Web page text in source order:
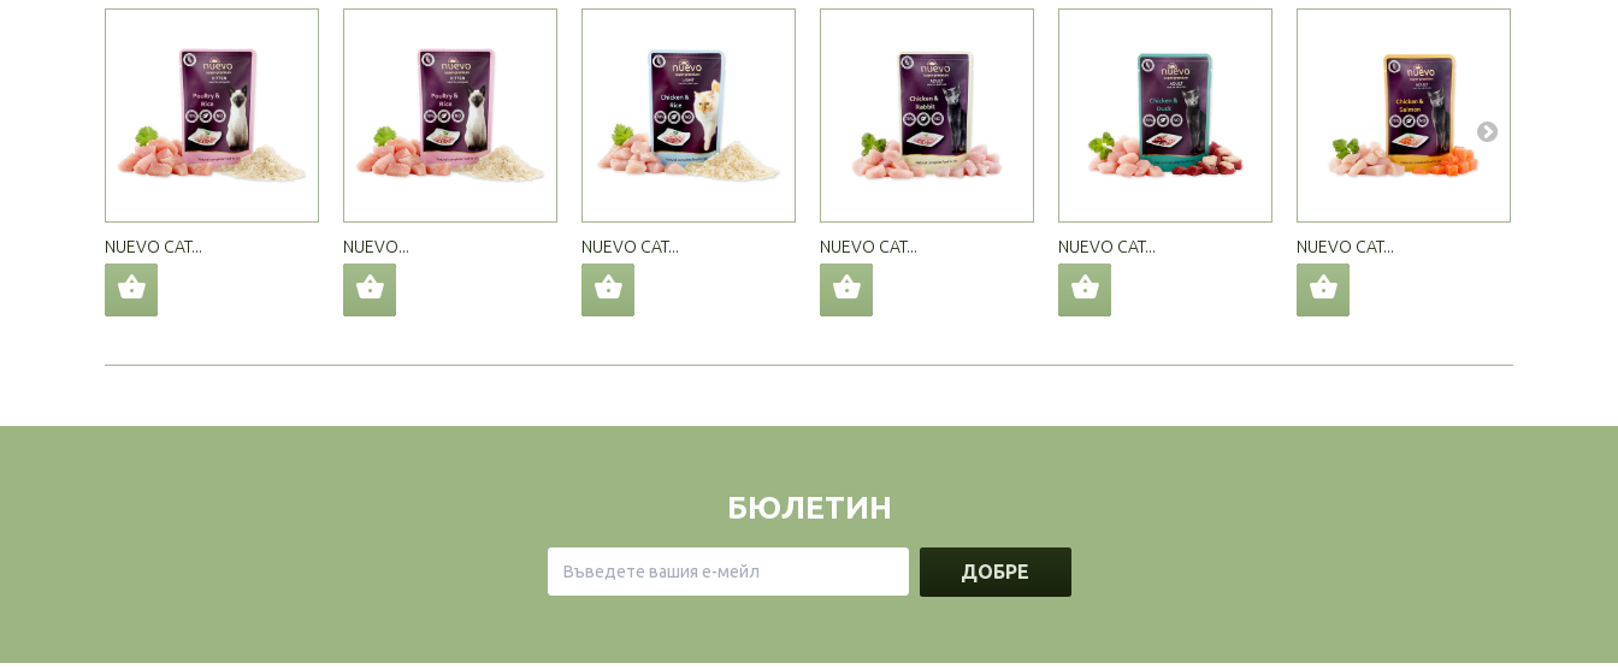
NUEVO CAT... NUEVO... NUEVO CAT... NUEVO CAT... NUEVO CAT... NUEVO CAT...
БЮЛЕТИН
ДОБРЕ